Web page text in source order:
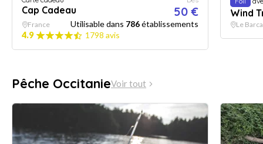
Cap Cadeau 50 €
France Utilisable dans 786établissements
4.9
1798 avis
Wind
Le
Pêche OccitanieVoir tout